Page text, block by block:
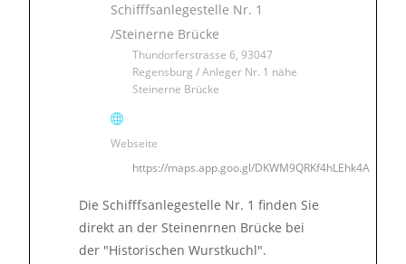
Schifffsanlegestelle Nr. 1
/Steinerne Brücke
Thundorferstrasse 6, 93047
Regensburg / Anleger Nr. 1 nähe
Steinerne Brücke
Webseite
https://maps.app.goo.gl/DKWM9QRKf4hLEhk4A
Die Schifffsanlegestelle Nr. 1 finden Sie
direkt an der Steinenrnen Brücke bei
der "Historischen Wurstkuchl".